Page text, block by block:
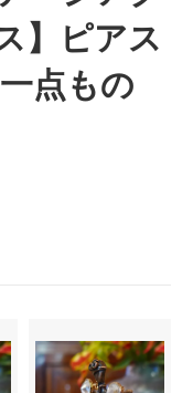
】ピアス
点もの